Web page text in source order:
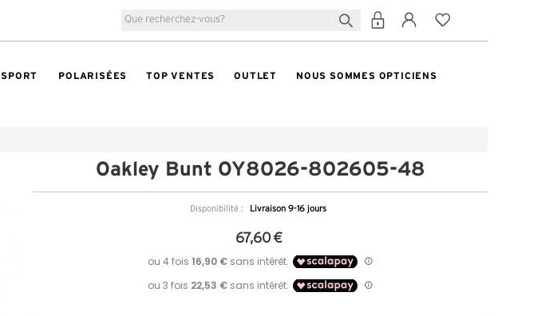
SPORT POLARISÉES TOP VENTES OUTLET NOUS SOMMES OPTICIENS
Oakley Bunt OY8026-802605-48
Disponibilité : Livraison 9-16 jours
67,60 €